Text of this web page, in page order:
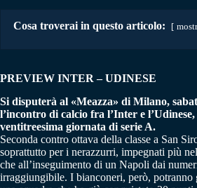
Cosa troverai in questo articolo:
PREVIEW INTER – UDINESE
Si disputerà al «Meazza» di Milano,
l’incontro di calcio fra l’Inter e
ventitreesima giornata di serie A.
Seconda contro ottava della classe a San
soprattutto per i nerazzurri, impegnati più
che all’inseguimento di un Napoli dai
irraggiungibile. I bianconeri, però, potranno